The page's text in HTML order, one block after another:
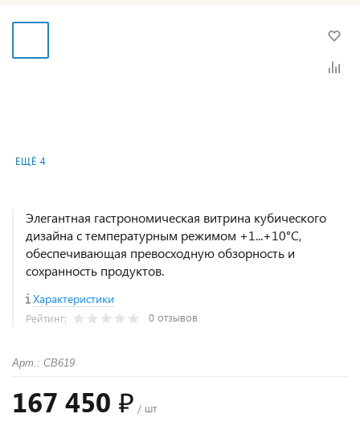
ЕЩЁ 4
Элегантная гастрономическая витрина кубического
дизайна с температурным режимом +1...+10°C,
обеспечивающая превосходную обзорность и
сохранность продуктов.
Характеристики
Рейтинг: 0 отзывов
Арт.: СВ619
167 450 ₽ / шт